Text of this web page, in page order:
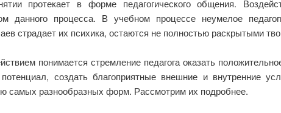
протекает в форме педагогического общения.
данного процесса. В учебном процессе неумелое
страдает их психика, остаются не полностью раскрытыми
понимается стремление педагога оказать
создать благоприятные внешние и внутренние
самых разнообразных форм. Рассмотрим их подробнее.